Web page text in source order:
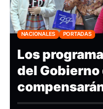
NACIONALES PORTADAS
Los
del Gobierno